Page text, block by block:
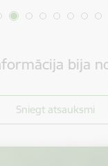
bija
Sniegt atsauksmi